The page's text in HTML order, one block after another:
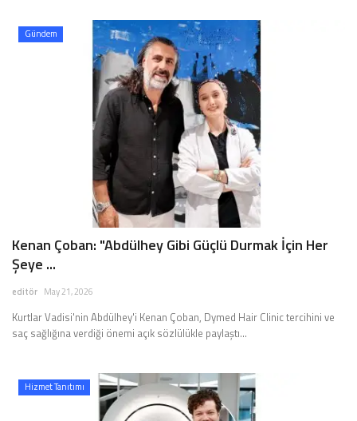
Gündem
Kenan Çoban: "Abdülhey Gibi Güçlü Durmak İçin Her
Şeye ...
editör May 21, 2026
Kurtlar Vadisi'nin Abdülhey'i Kenan Çoban, Dymed Hair Clinic tercihini ve
saç sağlığına verdiği önemi açık sözlülükle paylaştı…
Hizmet Tanıtımı